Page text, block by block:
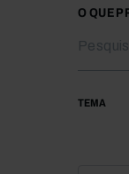
O QUE
TEMA